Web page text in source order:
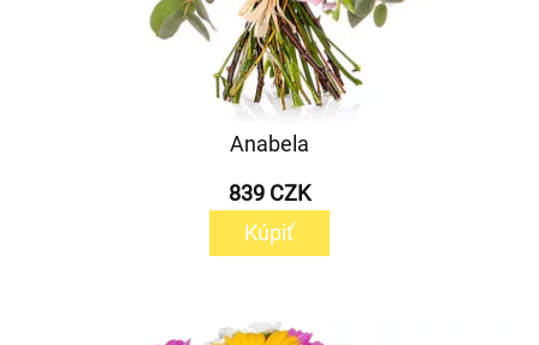
Anabela
839 CZK
Kúpiť